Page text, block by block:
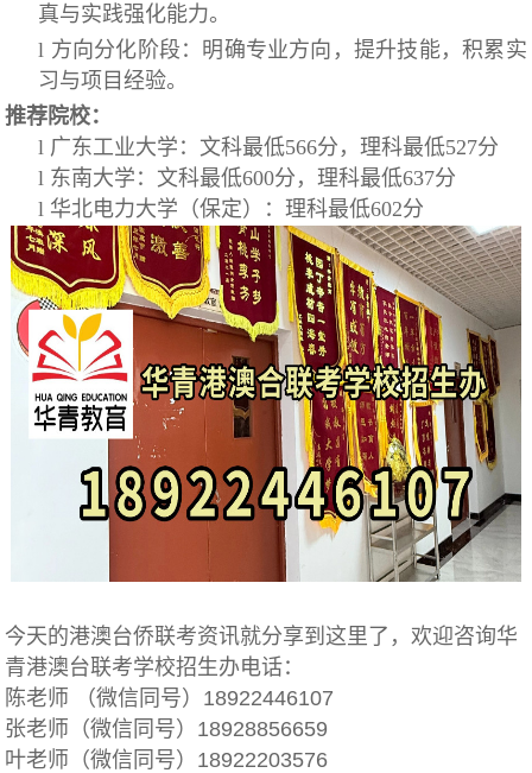
真与实践强化能力。
l 方向分化阶段：明确专业方向，提升技能，积累实
习与项目经验。
推荐院校：
l 广东工业大学：文科最低566分，理科最低527分
l 东南大学：文科最低600分，理科最低637分
l 华北电力大学（保定）：理科最低602分
今天的港澳台侨联考资讯就分享到这里了，欢迎咨询华
青港澳台联考学校招生办电话：
陈老师 （微信同号）18922446107
张老师（微信同号）18928856659
叶老师（微信同号）18922203576